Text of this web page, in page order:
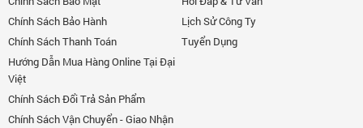
Chính Sách Bảo Hành
Chính Sách Thanh Toán
Hướng Dẫn Mua Hàng Online Tại Đại
Việt
Chính Sách Đổi Trả Sản Phẩm
Chính Sách Vận Chuyển - Giao Nhận
Lịch Sử Công Ty
Tuyển Dụng